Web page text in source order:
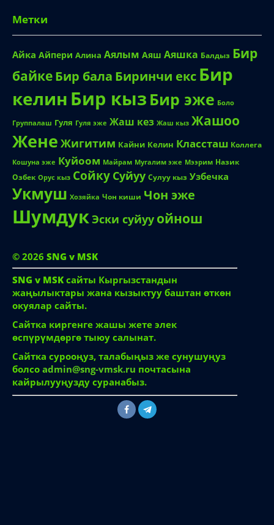
Айка Айпери Алина Аялым Аяш Аяшка Балдыз
байке Бир балаБиринчи ексБир
келинБир кызБир эже Боло
Группалаш Гуля Гуля эже Жаш кез Жаш кыз Жашоо
Жене Жигитим Кайни Келин Классташ Коллега
Кошуна эже Куйоом Майрам Мугалим эже
Назик
Озбек Орус кыз СойкуСуйуу Сулуу кыз Узбечка
Укмуш Хозяйка Чон киши Чон эже
© 2026SNG v MSK
SNG v MSK
сайты Кыргызстандын
жаңылыктары жана кызыктуу баштан өткөн
окуялар сайты.
Сайтка киргенге жашы жете элек
өспүрүмдөргө тыюу салынат.
Сайтка сурооңуз, талабыңыз же сунушуңуз
болсо
admin@sng-vmsk.ru
кайрылууңузду суранабыз.